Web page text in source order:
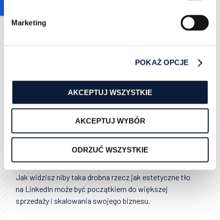
Marketing
POKAŻ OPCJE
AKCEPTUJ WSZYSTKIE
AKCEPTUJ WYBÓR
ODRZUĆ WSZYSTKIE
bardzo dużo potencjalnych kontaktów handlowych.
ilość wyszukań. W ten właśnie sposób mogą trafić na
Dlaczego? Bo zaciekawiłeś ich swoją osobą,
podejrzewają, że mogą z Tobą zrobić interes. Jak ich
zaciekawiłeś? Mogło na to mieć wpływ wiele
czynników. Jednym z nich mogło być dobre tło w
twoim profilu. Od razu pokazałeś się jako
Jak widzisz niby taka drobna rzecz jak estetyczne tło
na LinkedIn może być początkiem do większej
sprzedaży i skalowania swojego biznesu.